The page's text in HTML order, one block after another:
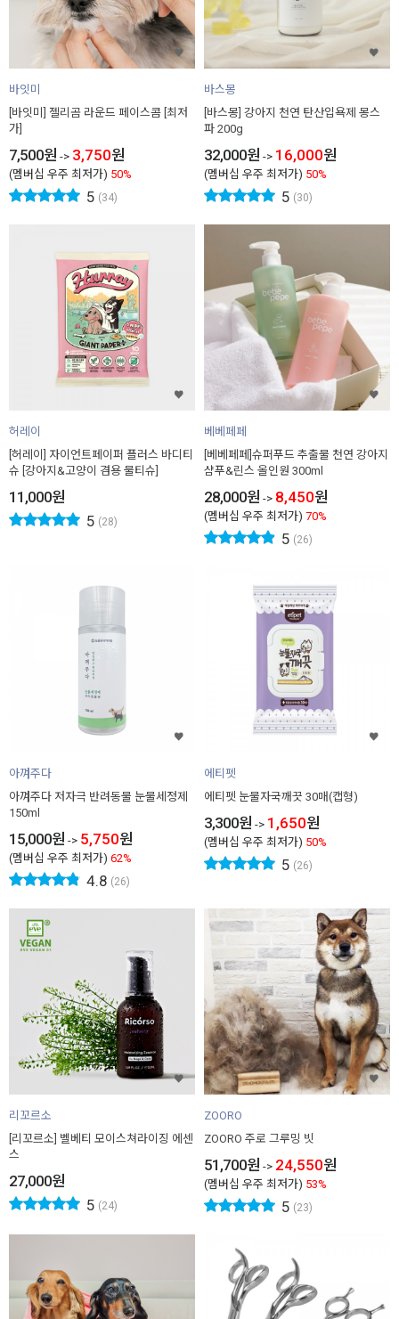
바잇미
[바잇미] 젤리곰 라운드 페이스콤 [최저
가]
7,500원 -> 3,750원
(멤버십 우주 최저가) 50%
5 (34)
바스몽
[바스몽] 강아지 천연 탄산입욕제 몽스
파 200g
32,000원 -> 16,000원
(멤버십 우주 최저가) 50%
5 (30)
허레이
[허레이] 자이언트페이퍼 플러스 바디티
슈 [강아지&고양이 겸용 물티슈]
11,000원
5 (28)
베베페페
[베베페페]슈퍼푸드 추출물 천연 강아지
샴푸&린스 올인원 300ml
28,000원 -> 8,450원
(멤버십 우주 최저가) 70%
5 (26)
아껴주다
아껴주다 저자극 반려동물 눈물세정제
150ml
15,000원 -> 5,750원
(멤버십 우주 최저가) 62%
4.8 (26)
에티펫
에티펫 눈물자국깨끗 30매(캡형)
3,300원 -> 1,650원
(멤버십 우주 최저가) 50%
5 (26)
리꼬르소
[리꼬르소] 벨베티 모이스쳐라이징 에센
스
27,000원
5 (24)
ZOORO
ZOORO 주로 그루밍 빗
51,700원 -> 24,550원
(멤버십 우주 최저가) 53%
5 (23)